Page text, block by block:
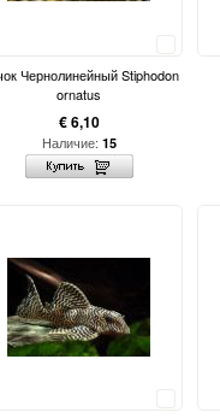
Чернолинейный Stiphodon
ornatus
€ 6,10
Наличие: 15